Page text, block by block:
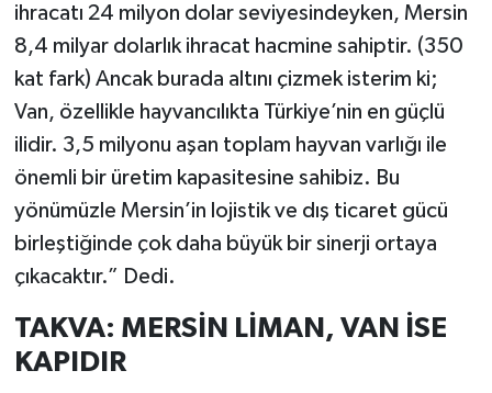
ihracatı 24 milyon dolar seviyesindeyken, Mersin
8,4 milyar dolarlık ihracat hacmine sahiptir. (350
kat fark) Ancak burada altını çizmek isterim ki;
Van, özellikle hayvancılıkta Türkiye’nin en güçlü
ilidir. 3,5 milyonu aşan toplam hayvan varlığı ile
önemli bir üretim kapasitesine sahibiz. Bu
yönümüzle Mersin’in lojistik ve dış ticaret gücü
birleştiğinde çok daha büyük bir sinerji ortaya
çıkacaktır.” Dedi.
TAKVA: MERSİN LİMAN, VAN İSE
KAPIDIR